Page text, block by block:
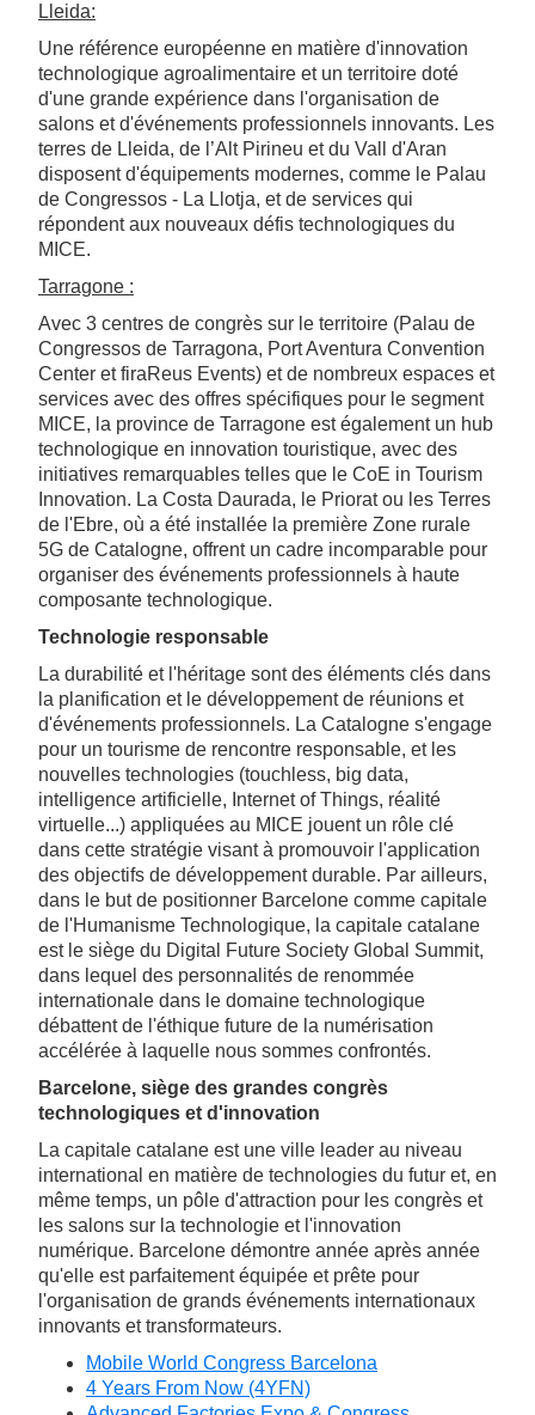
Lleida:
Une référence européenne en matière d'innovation
technologique agroalimentaire et un territoire doté
d'une grande expérience dans l'organisation de
salons et d'événements professionnels innovants. Les
terres de Lleida, de l’Alt Pirineu et du Vall d'Aran
disposent d'équipements modernes, comme le Palau
de Congressos - La Llotja, et de services qui
répondent aux nouveaux défis technologiques du
MICE.
Tarragone :
Avec 3 centres de congrès sur le territoire (Palau de
Congressos de Tarragona, Port Aventura Convention
Center et firaReus Events) et de nombreux espaces et
services avec des offres spécifiques pour le segment
MICE, la province de Tarragone est également un hub
technologique en innovation touristique, avec des
initiatives remarquables telles que le CoE in Tourism
Innovation. La Costa Daurada, le Priorat ou les Terres
de l'Ebre, où a été installée la première Zone rurale
5G de Catalogne, offrent un cadre incomparable pour
organiser des événements professionnels à haute
composante technologique.
Technologie responsable
La durabilité et l'héritage sont des éléments clés dans
la planification et le développement de réunions et
d'événements professionnels. La Catalogne s'engage
pour un tourisme de rencontre responsable, et les
nouvelles technologies (touchless, big data,
intelligence artificielle, Internet of Things, réalité
virtuelle...) appliquées au MICE jouent un rôle clé
dans cette stratégie visant à promouvoir l'application
des objectifs de développement durable. Par ailleurs,
dans le but de positionner Barcelone comme capitale
de l'Humanisme Technologique, la capitale catalane
est le siège du Digital Future Society Global Summit,
dans lequel des personnalités de renommée
internationale dans le domaine technologique
débattent de l'éthique future de la numérisation
accélérée à laquelle nous sommes confrontés.
Barcelone, siège des grandes congrès
technologiques et d'innovation
La capitale catalane est une ville leader au niveau
international en matière de technologies du futur et, en
même temps, un pôle d'attraction pour les congrès et
les salons sur la technologie et l'innovation
numérique. Barcelone démontre année après année
qu'elle est parfaitement équipée et prête pour
l'organisation de grands événements internationaux
innovants et transformateurs.
Mobile World Congress Barcelona
4 Years From Now (4YFN)